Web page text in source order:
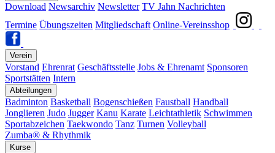
Download Newsarchiv Newsletter TV Jahn Nachrichten
Termine Übungszeiten Mitgliedschaft Online-Vereinsshop
Verein
Vorstand Ehrenrat Geschäftsstelle Jobs & Ehrenamt Sponsoren
Sportstätten Intern
Abteilungen
Badminton Basketball Bogenschießen Faustball Handball
Jonglieren Judo Jugger Kanu Karate Leichtathletik Schwimmen
Sportabzeichen Taekwondo Tanz Turnen Volleyball
Zumba® & Rhythmik
Kurse